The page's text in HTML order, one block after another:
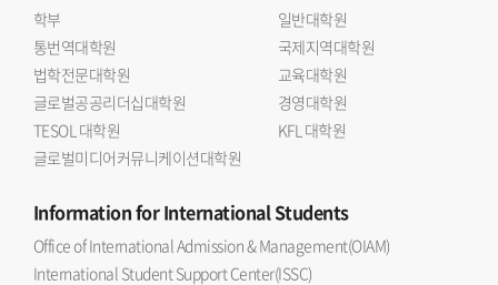
학부
일반대학원
통번역대학원
국제지역대학원
법학전문대학원
교육대학원
글로벌공공리더십대학원
경영대학원
TESOL 대학원
KFL 대학원
글로벌미디어커뮤니케이션대학원
Informationfor International Students
Office of International Admission & Management(OIAM)
International Student Support Center(ISSC)